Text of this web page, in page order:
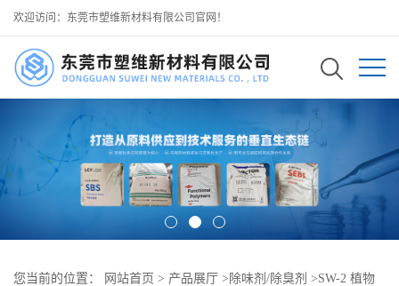
欢迎访问：东莞市塑维新材料有限公司官网！
您当前的位置： 网站首页 > 产品展厅 > 除味剂/除臭剂 >SW-2 植物